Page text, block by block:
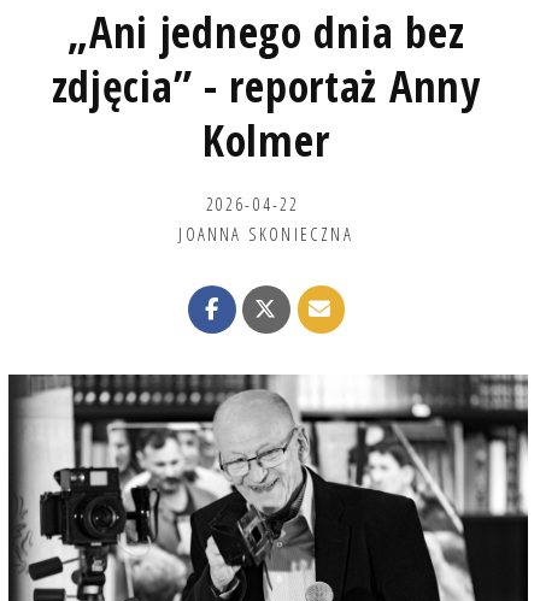
„Ani jednego dnia bez
zdjęcia” - reportaż Anny
Kolmer
2026-04-22
JOANNA SKONIECZNA